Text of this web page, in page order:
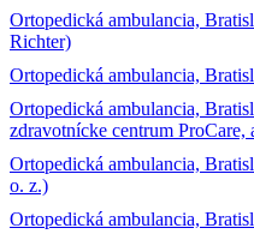
Ortopedická ambulancia,
Richter)
Ortopedická ambulancia,
Ortopedická ambulancia,
zdravotnícke centrum ProCare,
Ortopedická ambulancia,
o. z.)
Ortopedická ambulancia,